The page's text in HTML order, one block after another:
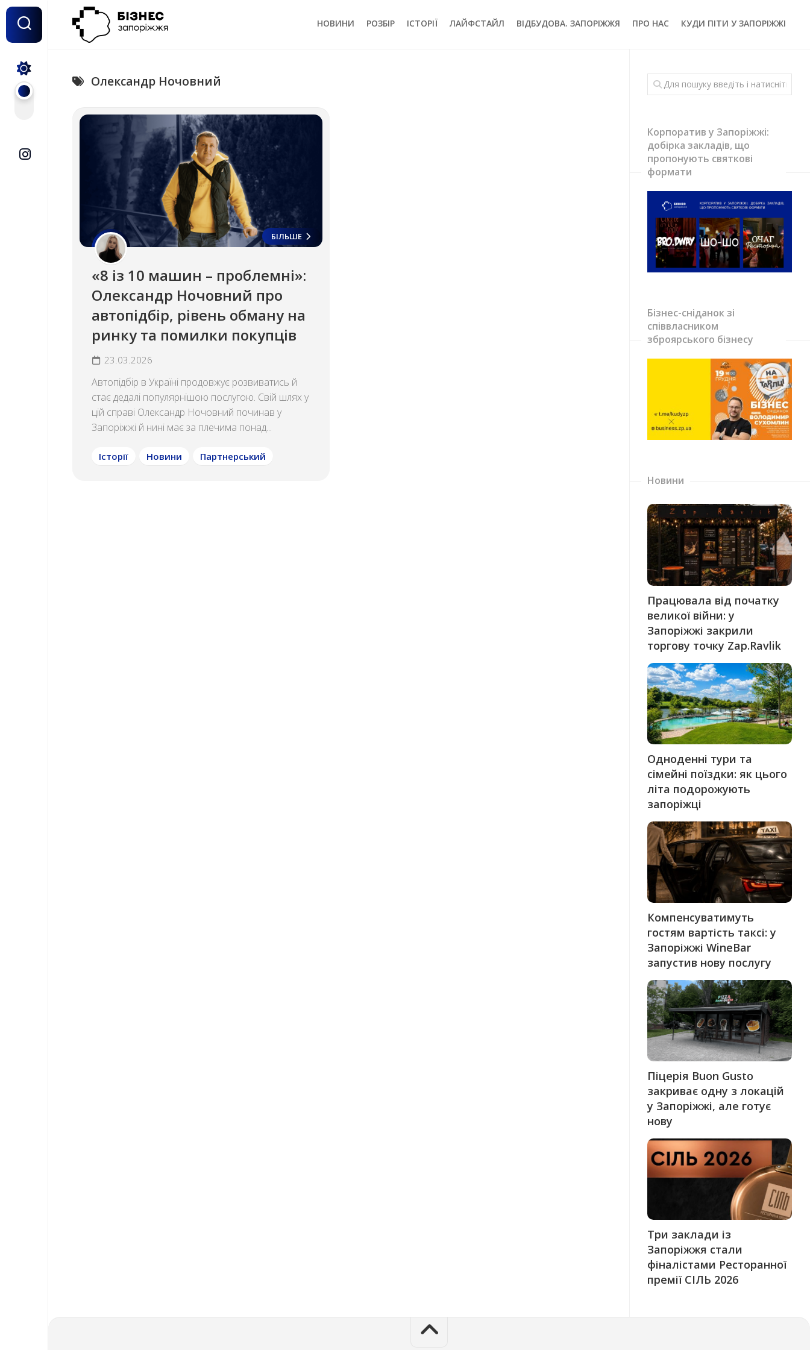
Перейти
вмісту
НОВИНИ РОЗБІР ІСТОРІЇ ЛАЙФСТАЙЛ ВІДБУДОВА. ЗАПОРІЖЖЯ ПРО НАС КУДИ ПІТИ У ЗАПОРІЖЖІ
Олександр Ночовний
БІЛЬШЕ
«8 із 10 машин – проблемні»:
Олександр Ночовний про
автопідбір, рівень обману на
ринку та помилки покупців
23.03.2026
Автопідбір в Україні продовжує розвиватись й
стає дедалі популярнішою послугою. Свій шлях у
цій справі Олександр Ночовний починав у
Запоріжжі й нині має за плечима понад...
Історії Новини Партнерський
Корпоратив у Запоріжжі:
добірка закладів, що
пропонують святкові
формати
Бізнес-сніданок зі
співвласником
зброярського бізнесу
Новини
Працювала від початку
великої війни: у
Запоріжжі закрили
торгову точку Zap.Ravlik
Одноденні тури та
сімейні поїздки: як цього
літа подорожують
запоріжці
Компенсуватимуть
гостям вартість таксі: у
Запоріжжі WineBar
запустив нову послугу
Піцерія Buon Gusto
закриває одну з локацій
у Запоріжжі, але готує
нову
Три заклади із
Запоріжжя стали
фіналістами Ресторанної
премії СІЛЬ 2026